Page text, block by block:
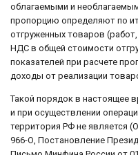
облагаемыми и
пропорцию определяют по
отгруженных товаров
НДС в общей стоимости
показателей при расчете
доходы от реализации
Такой порядок в настоящее
и при осуществлении
территория РФ не является
966-О, Постановление